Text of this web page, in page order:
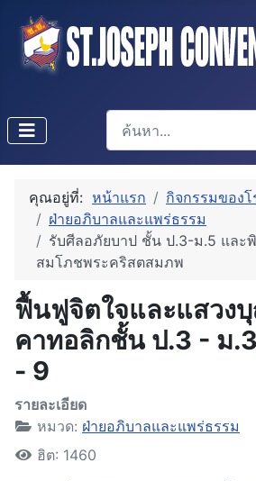
การค้นหา
Type 2 or more
คุณอยู่ที่: หน้าแรก
กิจกรรมของโ
ฝ่ายอภิบาลและแพร่ธรรม
รับศีลอภัยบาป ชั้น ป.3-ม.5 แล
สมโภชพระคริสตสมภพ
ฟื้นฟูจิตใจและแสวง
คาทอลิกชั้น ป.3 - ม
- 9
รายละเอียด
หมวด: ฝ่ายอภิบาลและแพร่ธรรม
ฮิต: 1460